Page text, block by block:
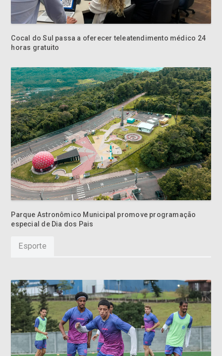
Cocal do Sul passa a oferecer teleatendimento médico 24
horas gratuito
Parque Astronômico Municipal promove programação
especial de Dia dos Pais
Esporte